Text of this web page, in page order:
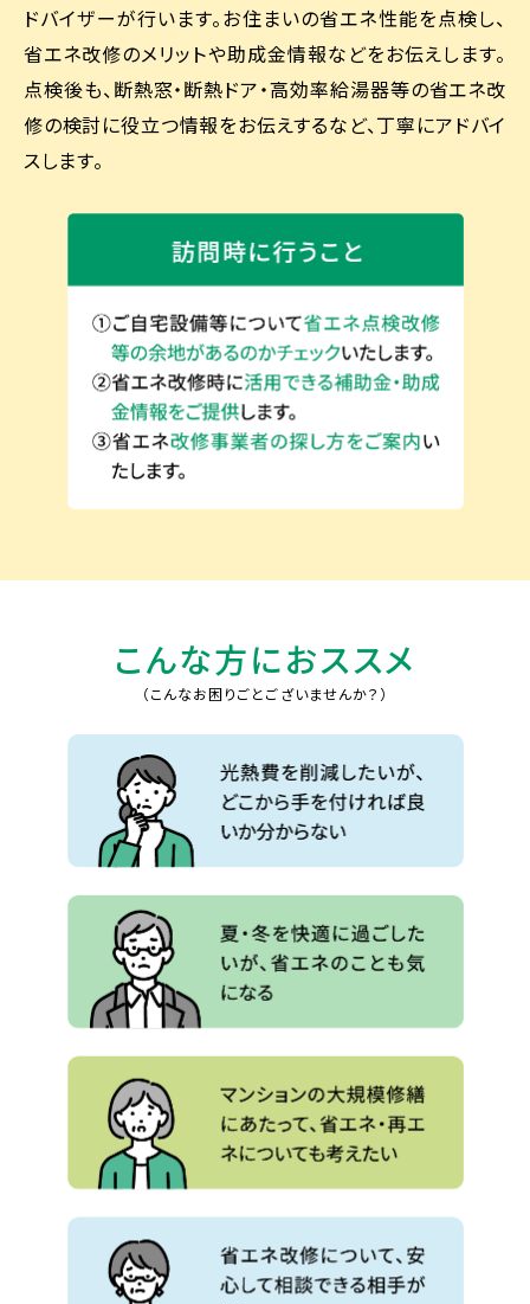
ドバイザーが行います。お住まいの省エネ性能を点検し、
省エネ改修のメリットや助成金情報などをお伝えします。
点検後も、断熱窓・断熱ドア・高効率給湯器等の省エネ改
修の検討に役立つ情報をお伝えするなど、丁寧にアドバイ
スします。
こんな方におススメ
（こんなお困りごとございませんか？）